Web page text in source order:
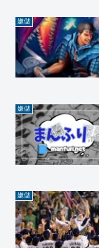
嫌儲
嫌儲
嫌儲